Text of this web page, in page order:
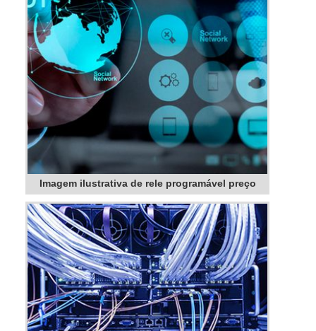
Imagem ilustrativa de rele programável preço